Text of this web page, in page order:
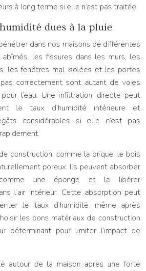
à long terme si elle n’est pas traitée.
dues à la pluie
dans nos maisons de différentes
les fissures dans les murs, les
les fenêtres mal isolées et les portes
correctement sont autant de voies
l’eau. Une infiltration directe peut
le taux d’humidité intérieure et
considérables si elle n’est pas
construction, comme la brique, le bois
poreux. Ils peuvent absorber
une éponge et la libérer
l’air intérieur. Cette absorption peut
le taux d’humidité, même après
les bons matériaux de construction
déterminant pour limiter l’impact de
autour de la maison après une forte